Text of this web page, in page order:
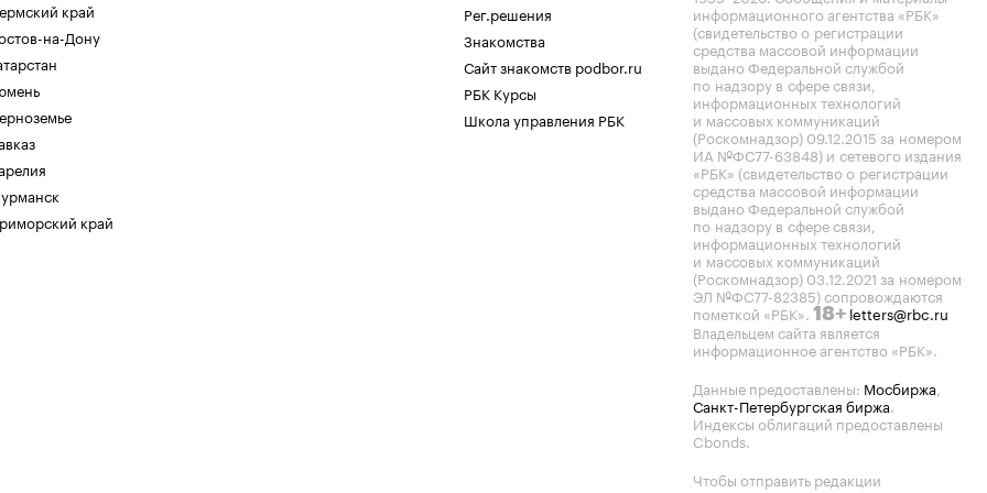
край
на-Дону
край
Рег.решения
Знакомства
Сайт знакомств podbor.ru
РБК Курсы
Школа управления РБК
информационного агентства «РБК»
(свидетельство о регистрации
средства массовой информации
выдано Федеральной службой
по надзору в сфере связи,
информационных технологий
и массовых коммуникаций
(Роскомнадзор) 09.12.2015 за номером
ИА №ФС77-63848) и сетевого издания
«РБК» (свидетельство о регистрации
средства массовой информации
выдано Федеральной службой
по надзору в сфере связи,
информационных технологий
и массовых коммуникаций
(Роскомнадзор) 03.12.2021 за номером
ЭЛ №ФС77-82385) сопровождаются
пометкой «РБК». 18+ letters@rbc.ru
Владельцем сайта является
информационное агентство «РБК».
Данные предоставлены: Мосбиржа,
Санкт-Петербургская биржа.
Индексы облигаций предоставлены
Cbonds.
Чтобы отправить редакции